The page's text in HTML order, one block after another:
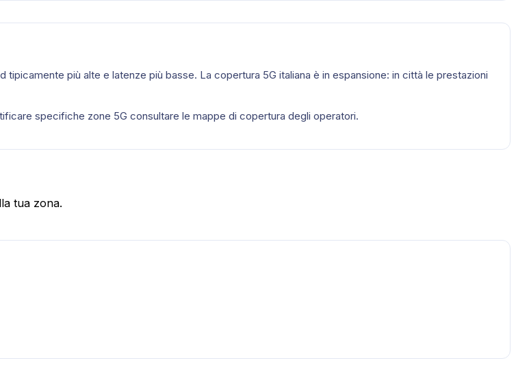
più alte e latenze più basse. La copertura 5G italiana è in espansione: in città le prestazioni
specifiche zone 5G consultare le mappe di copertura degli operatori.
tua zona.